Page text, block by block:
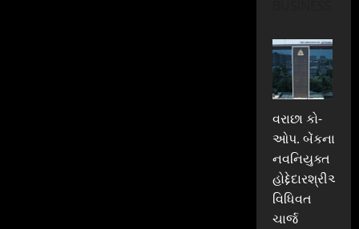
વરાછા કો-
ઓપ. બેંકના
નવનિયુક્ત
હોદ્દેદારશ્રીઓએ
વિધિવત
ચાર્જ